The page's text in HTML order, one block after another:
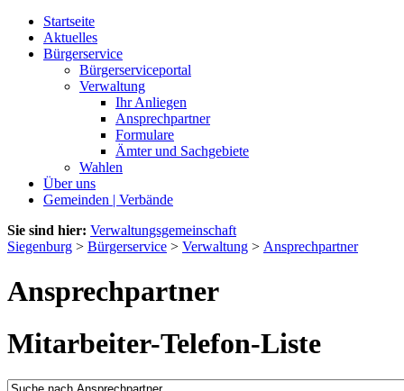
Startseite
Aktuelles
Bürgerservice
Bürgerserviceportal
Verwaltung
Ihr Anliegen
Ansprechpartner
Formulare
Ämter und Sachgebiete
Wahlen
Über uns
Gemeinden | Verbände
Sie sind hier: Verwaltungsgemeinschaft
Siegenburg > Bürgerservice > Verwaltung > Ansprechpartner
Ansprechpartner
Mitarbeiter-Telefon-Liste